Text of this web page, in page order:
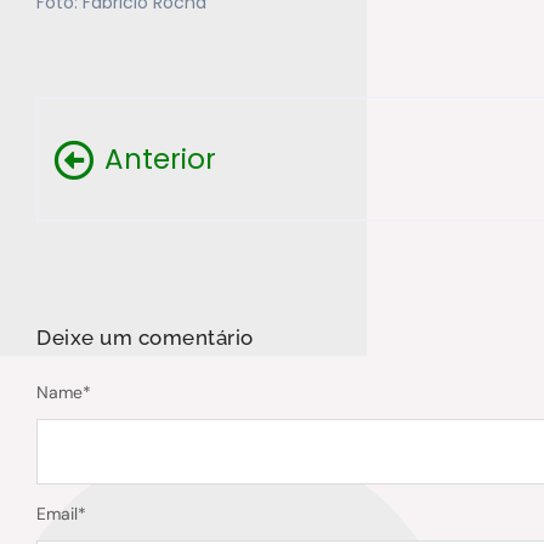
Anterior
Deixe um comentário
Name*
Email*